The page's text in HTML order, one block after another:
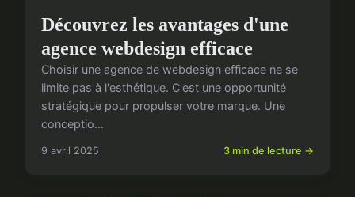
Découvrez les avantages d'une
agence webdesign efficace
Choisir une agence de webdesign efficace ne se
limite pas à l'esthétique. C'est une opportunité
stratégique pour propulser votre marque. Une
conceptio...
9 avril 2025 3 min de lecture →